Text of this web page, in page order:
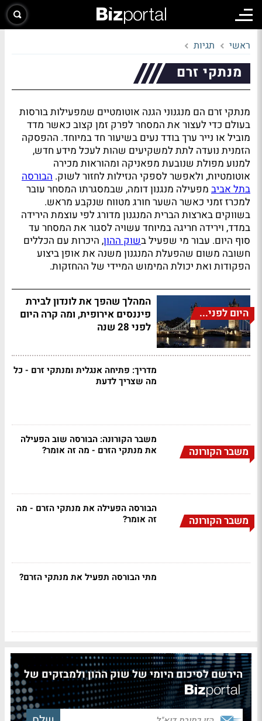
ראשי תגיות
מנתקי זרם
מנתקי זרם הם מנגנוני הגנה אוטומטיים שמפעילות בורסות
בעולם כדי לעצור את המסחר לפרק זמן קצוב כאשר מדד
מוביל או נייר ערך בודד נעים בשיעור חד במיוחד. ההפסקה
הזמנית נועדה לתת למשקיעים שהות לעכל מידע חדש,
למנוע מפולת שנובעת מפאניקה ומהוראות מכירה
אוטומטיות, ולאפשר לספקי הנזילות לחזור לשוק. הבורסה
בתל אביב מפעילה מנגנון דומה, שבמסגרתו המסחר עובר
למכרז זמני כאשר השער חורג מטווח שנקבע מראש.
בשווקים בארצות הברית המנגנון מדורג לפי עוצמת הירידה
במדד, וירידה חריגה במיוחד עשויה לסגור את המסחר עד
סוף היום. עבור מי שפעיל בשוק ההון, היכרות עם הכללים
חשובה משום שהפעלת המנגנון משנה את אופן ביצוע
הפקודות ואת יכולת המימוש המיידי של ההחזקות.
היום לפני...
המהלך שהפך את לונדון לבירת
פיננסים אירופית, ומה קרה היום
לפני 28 שנה
מדריך: פתיחה אנגלית ומנתקי זרם - כל
מה שצריך לדעת
משבר הקורונה
משבר הקורונה: הבורסה שוב הפעילה
את מנתקי הזרם - מה זה אומר?
משבר הקורונה
הבורסה הפעילה את מנתקי הזרם - מה
זה אומר?
מתי הבורסה תפעיל את מנתקי הזרם?
הירשם לסיכום היומי של שוק ההון ולמבזקים של